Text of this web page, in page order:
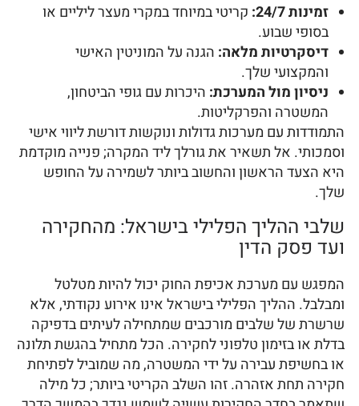
זמינות 24/7:
קריטי במיוחד במקרי מעצר ליליים או
בסופי שבוע.
דיסקרטיות מלאה: הגנה על המוניטין האישי
והמקצועי שלך.
ניסיון מול המערכת: היכרות עם גופי הביטחון,
המשטרה והפרקליטות.
התמודדות עם מערכות גדולות ונוקשות דורשת ליווי אישי
וסמכותי. אל תשאיר את גורלך ליד המקרה; פנייה מוקדמת
היא הצעד הראשון והחשוב ביותר לשמירה על החופש
שלך.
שלבי ההליך הפלילי בישראל: מהחקירה
ועד פסק הדין
המפגש עם מערכת אכיפת החוק יכול להיות מטלטל
ומבלבל. ההליך הפלילי בישראל אינו אירוע נקודתי, אלא
שרשרת של שלבים מורכבים שמתחילה לעיתים בדפיקה
בדלת או בזימון טלפוני לחקירה. הכל מתחיל בהגשת תלונה
או בחשיפת עבירה על ידי המשטרה, מה שמוביל לפתיחת
חקירה תחת אזהרה. זהו השלב הקריטי ביותר; כל מילה